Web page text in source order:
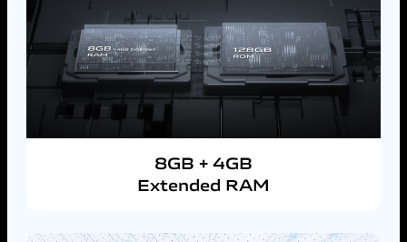
8GB + 4GB
Extended RAM